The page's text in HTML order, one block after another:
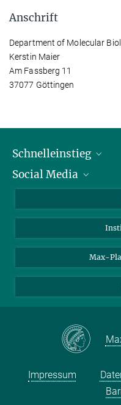
Anschrift
Department of Molecular
Kerstin Maier
Am Fassberg 11
37077 Göttingen
Schnelleinstieg
Alumni
Schulen
Studierende
Social Media
Facebook
YouTube
Max-
Impressum